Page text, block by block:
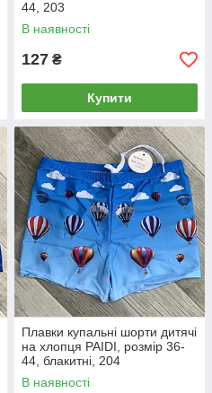
44, 203
В наявності
127 ₴
Купити
Плавки купальні шорти дитячі
на хлопця PAIDI, розмір 36-
44, блакитні, 204
В наявності